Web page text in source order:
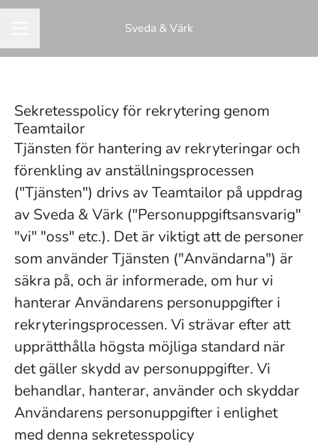
Sveda & Värk
Sekretesspolicy för rekrytering genom
Teamtailor
Tjänsten för hantering av rekryteringar och
förenkling av anställningsprocessen
("Tjänsten") drivs av Teamtailor på uppdrag
av Sveda & Värk ("Personuppgiftsansvarig"
"vi" "oss" etc.). Det är viktigt att de personer
som använder Tjänsten ("Användarna") är
säkra på, och är informerade, om hur vi
hanterar Användarens personuppgifter i
rekryteringsprocessen. Vi strävar efter att
upprätthålla högsta möjliga standard när
det gäller skydd av personuppgifter. Vi
behandlar, hanterar, använder och skyddar
Användarens personuppgifter i enlighet
med denna sekretesspolicy